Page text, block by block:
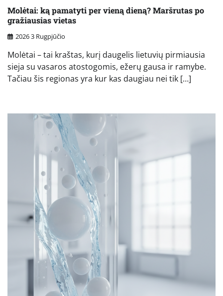
Molėtai: ką pamatyti per vieną dieną? Maršrutas po
gražiausias vietas
2026 3 Rugpjūčio
Molėtai – tai kraštas, kurį daugelis lietuvių pirmiausia
sieja su vasaros atostogomis, ežerų gausa ir ramybe.
Tačiau šis regionas yra kur kas daugiau nei tik […]